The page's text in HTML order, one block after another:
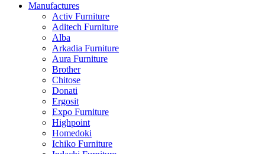
Manufactures
Activ Furniture
Aditech Furniture
Alba
Arkadia Furniture
Aura Furniture
Brother
Chitose
Donati
Ergosit
Expo Furniture
Highpoint
Homedoki
Ichiko Furniture